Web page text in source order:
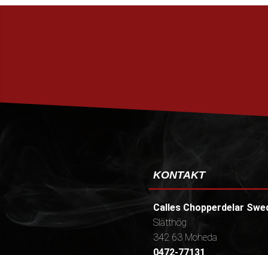
KONTAKT
Calles Chopperdelar
Slätthög
342 63 Moheda
0472-77131